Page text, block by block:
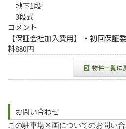
地下1段
3段式
コメント
【保証会社加入費用】 ・初回保証
料880円
お問い合わせ